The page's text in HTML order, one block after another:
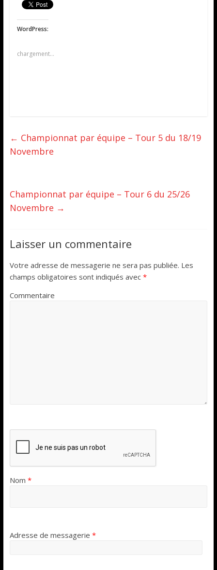
WordPress:
chargement…
← Championnat par équipe – Tour 5 du 18/19
Novembre
Championnat par équipe – Tour 6 du 25/26
Novembre →
Laisser un commentaire
Votre adresse de messagerie ne sera pas publiée. Les
champs obligatoires sont indiqués avec *
Commentaire
Nom *
Adresse de messagerie *